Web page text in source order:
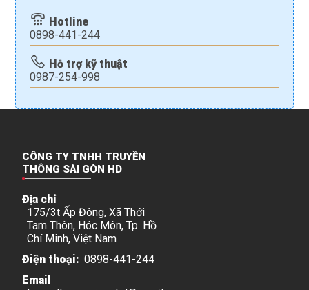
Hotline
0898-441-244
Hỗ trợ kỹ thuật
0987-254-998
CÔNG TY TNHH TRUYỀN
THÔNG SÀI GÒN HD
Địa chỉ
175/3t Ấp Đông, Xã Thới
Tam Thôn, Hóc Môn, Tp. Hồ
Chí Minh, Việt Nam
Điện thoại: 0898-441-244
Email